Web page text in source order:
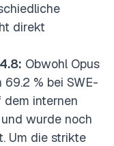
direkt
Obwohl Opus
% bei SWE-
dem internen
wurde noch
Um die strikte